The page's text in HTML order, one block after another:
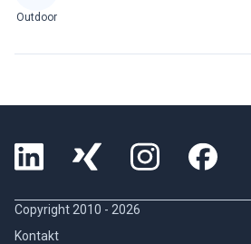
Outdoor
Copyright 2010 - 2026
Kontakt